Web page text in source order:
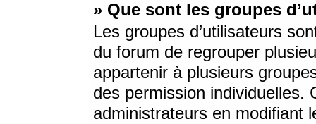
» Que sont les groupes
Les groupes d’utilisateurs
du forum de regrouper
appartenir à plusieurs
des permission individuelles.
administrateurs en modifiant